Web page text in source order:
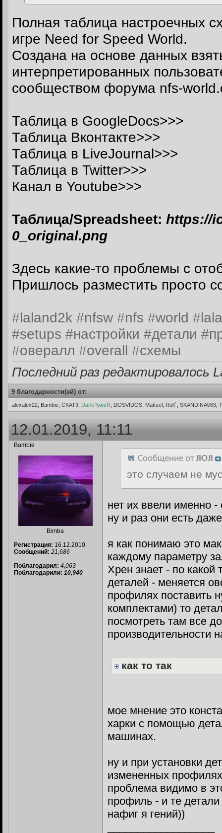
Полная таблица настроечных
игре Need for Speed World.
Создана на основе данных
интерпретированных
сообществом форума nfs-
Таблица в GoogleDocs>>>
Таблица Вконтакте>>>
Таблица в LiveJournal>>>
Таблица в Twitter>>>
Канал в Youtube>>>
Таблица/Spreadsheet: https://
0_original.png
Здесь какие-то проблемы с
Пришлось разместить просто
#laland2k #nfsw #nfs #world
#setups #настройки #детали
#овералл #overall #схемы
Последний раз редактировалось
9 благодарности(ей) от:
alexalex22, Bambie, CKAT9, DarkPoweR , DOSVIDOS, Maksel, Rolf`, SKANDINAV83,
12.01.2019, 11:11
Bambie
Bimba
Регистрация: 16.12.2010
Сообщений: 21,686
Поблагодарил: 4,063
Поблагодарили: 10,940
Сообщение от JIOJI
это случаем не
нет их ввели именно -
ну и раз они есть
я как понимаю это
каждому параметру
Хрен знает - по
деталей - меняется
профилях поставить
комплектами) то
посмотреть там все
производительности
как то так
мое мнение это
харки с помощью
машинах.
ну и при установки
измененных профилях
проблема видимо в
профиль - и те
нафиг я гений))